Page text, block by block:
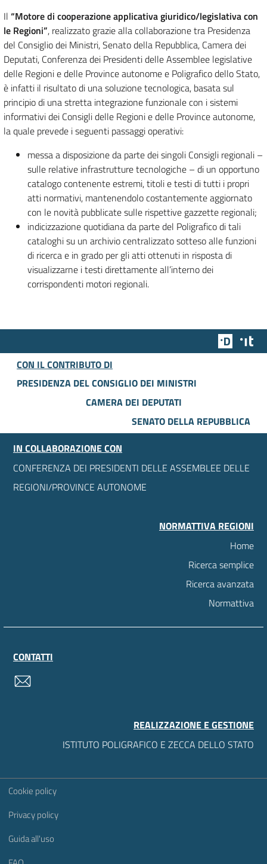
Il “Motore di cooperazione applicativa giuridico/legislativa con
le Regioni”, realizzato grazie alla collaborazione tra Presidenza
del Consiglio dei Ministri, Senato della Repubblica, Camera dei
Deputati, Conferenza dei Presidenti delle Assemblee legislative
delle Regioni e delle Province autonome e Poligrafico dello Stato,
è infatti il risultato di una soluzione tecnologica, basata sul
principio di una stretta integrazione funzionale con i sistemi
informativi dei Consigli delle Regioni e delle Province autonome,
la quale prevede i seguenti passaggi operativi:
messa a disposizione da parte dei singoli Consigli regionali –
sulle relative infrastrutture tecnologiche – di un opportuno
catalogo contenente estremi, titoli e testi di tutti i propri
atti normativi, mantenendolo costantemente aggiornato
con le novità pubblicate sulle rispettive gazzette regionali;
indicizzazione quotidiana da parte del Poligrafico di tali
cataloghi su un archivio centralizzato sotteso alle funzioni
di ricerca e in grado per gli atti ottenuti in risposta di
visualizzarne i testi direttamente all’interno dei
corrispondenti motori regionali.
Team
CON IL CONTRIBUTO DI
PRESIDENZA DEL CONSIGLIO DEI MINISTRI
CAMERA DEI DEPUTATI
SENATO DELLA REPUBBLICA
IN COLLABORAZIONE CON
CONFERENZA DEI PRESIDENTI DELLE ASSEMBLEE DELLE
REGIONI/PROVINCE AUTONOME
NORMATTIVA REGIONI
Home
Ricerca semplice
Ricerca avanzata
Normattiva
CONTATTI
REALIZZAZIONE E GESTIONE
ISTITUTO POLIGRAFICO E ZECCA DELLO STATO
Sezione Link Utili
Cookie policy
Privacy policy
Guida all'uso